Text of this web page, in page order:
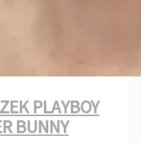
PLAYBOY
BUNNY